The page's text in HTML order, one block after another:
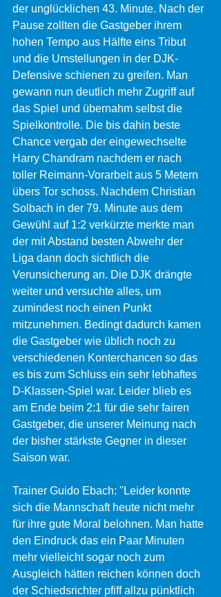
der unglücklichen 43. Minute. Nach der
Pause zollten die Gastgeber ihrem
hohen Tempo aus Hälfte eins Tribut
und die Umstellungen in der DJK-
Defensive schienen zu greifen. Man
gewann nun deutlich mehr Zugriff auf
das Spiel und übernahm selbst die
Spielkontrolle. Die bis dahin beste
Chance vergab der eingewechselte
Harry Chandram nachdem er nach
toller Reimann-Vorarbeit aus 5 Metern
übers Tor schoss. Nachdem Christian
Solbach in der 79. Minute aus dem
Gewühl auf 1:2 verkürzte merkte man
der mit Abstand besten Abwehr der
Liga dann doch sichtlich die
Verunsicherung an. Die DJK drängte
weiter und versuchte alles, um
zumindest noch einen Punkt
mitzunehmen. Bedingt dadurch kamen
die Gastgeber wie üblich noch zu
verschiedenen Konterchancen so das
es bis zum Schluss ein sehr lebhaftes
D-Klassen-Spiel war. Leider blieb es
am Ende beim 2:1 für die sehr fairen
Gastgeber, die unserer Meinung nach
der bisher stärkste Gegner in dieser
Saison war.
Trainer Guido Ebach: "Leider konnte
sich die Mannschaft heute nicht mehr
für ihre gute Moral belohnen. Man hatte
den Eindruck das ein Paar Minuten
mehr vielleicht sogar noch zum
Ausgleich hätten reichen können doch
der Schiedsrichter pfiff allzu pünktlich